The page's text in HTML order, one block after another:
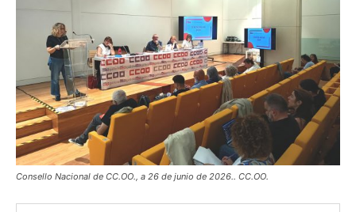
Consello Nacional de CC.OO., a 26 de junio de 2026.. CC.OO.